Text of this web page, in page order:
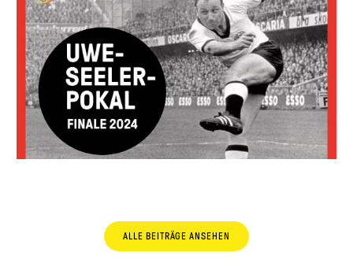
ALLE BEITRÄGE ANSEHEN